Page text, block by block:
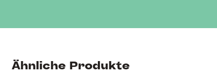
Ähnliche Produkte